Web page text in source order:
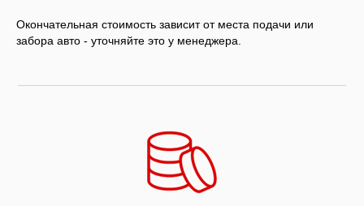
Окончательная стоимость зависит от места подачи или
забора авто - уточняйте это у менеджера.